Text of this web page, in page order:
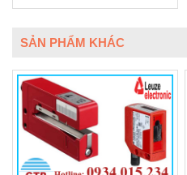
SẢN PHẨM KHÁC